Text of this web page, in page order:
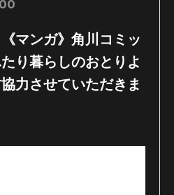
《マンガ》角川コミッ
り暮らしのおとりよ
力させていただきま